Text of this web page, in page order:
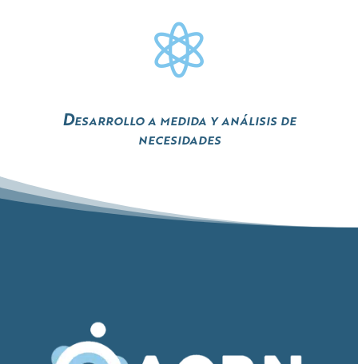

Desarrollo a medida y análisis de
necesidades